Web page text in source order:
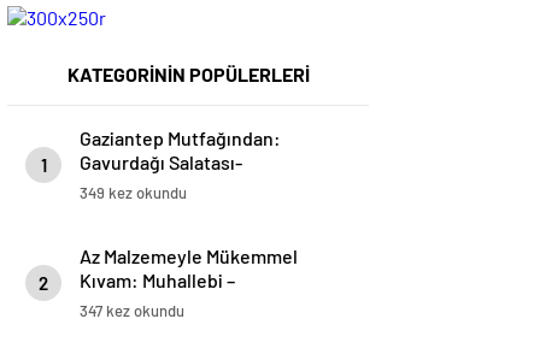
KATEGORİNİN POPÜLERLERİ
1
Gaziantep Mutfağından:
Gavurdağı Salatası-
modagirdim.com
349 kez okundu
2
Az Malzemeyle Mükemmel
Kıvam: Muhallebi –
modagirdim.com
347 kez okundu